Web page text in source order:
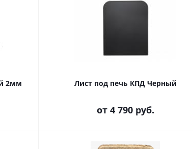
2мм Лист под печь КПД Черный
от 4 790 руб.